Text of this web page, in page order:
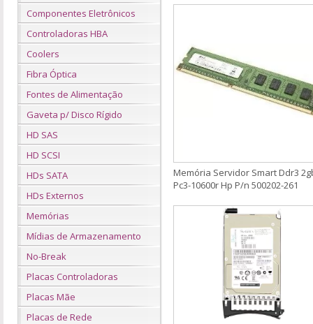
Componentes Eletrônicos
Controladoras HBA
Coolers
Fibra Óptica
Fontes de Alimentação
Gaveta p/ Disco Rígido
HD SAS
HD SCSI
HDs SATA
HDs Externos
Memórias
Mídias de Armazenamento
No-Break
Placas Controladoras
Placas Mãe
Placas de Rede
Memória Servidor Smart Ddr3
Pc3-10600r Hp P/n 500202-261